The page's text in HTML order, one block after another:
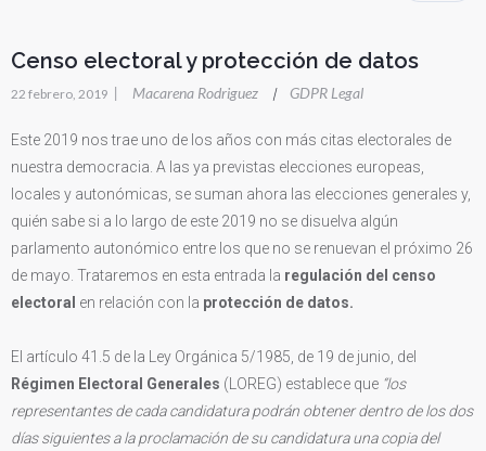
Censo electoral y protección de datos
22 febrero, 2019 | Macarena Rodriguez | GDPR Legal
Este 2019 nos trae uno de los años con más citas electorales de
nuestra democracia. A las ya previstas elecciones europeas,
locales y autonómicas, se suman ahora las elecciones generales y,
quién sabe si a lo largo de este 2019 no se disuelva algún
parlamento autonómico entre los que no se renuevan el próximo 26
de mayo. Trataremos en esta entrada la regulación del censo
electoral en relación con la protección de datos.
El artículo 41.5 de la Ley Orgánica 5/1985, de 19 de junio, del
Régimen Electoral Generales (LOREG) establece que “los
representantes de cada candidatura podrán obtener dentro de los dos
días siguientes a la proclamación de su candidatura una copia del